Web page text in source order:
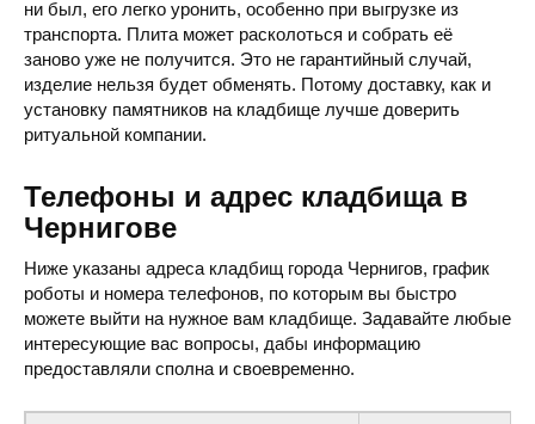
ни был, его легко уронить, особенно при выгрузке из
транспорта. Плита может расколоться и собрать её
заново уже не получится. Это не гарантийный случай,
изделие нельзя будет обменять. Потому доставку, как и
установку памятников на кладбище лучше доверить
ритуальной компании.
Телефоны и адрес кладбища в
Чернигове
Ниже указаны адреса кладбищ города Чернигов, график
роботы и номера телефонов, по которым вы быстро
можете выйти на нужное вам кладбище. Задавайте любые
интересующие вас вопросы, дабы информацию
предоставляли сполна и своевременно.